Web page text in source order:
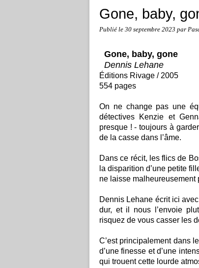
Gone, baby,
Publié le 30 septembre 2023 par
Gone, baby, gone
Dennis Lehane
Éditions Rivage / 2005
554 pages
On ne change pas une
détectives Kenzie et
presque ! - toujours à
de la casse dans l’âme.
Dans ce récit, les flics de
la disparition d’une petite
ne laisse malheureusement
Dennis Lehane écrit ici
dur, et il nous l’envoie
risquez de vous casser les
C’est principalement dans
d’une finesse et d’une
qui trouent cette lourde